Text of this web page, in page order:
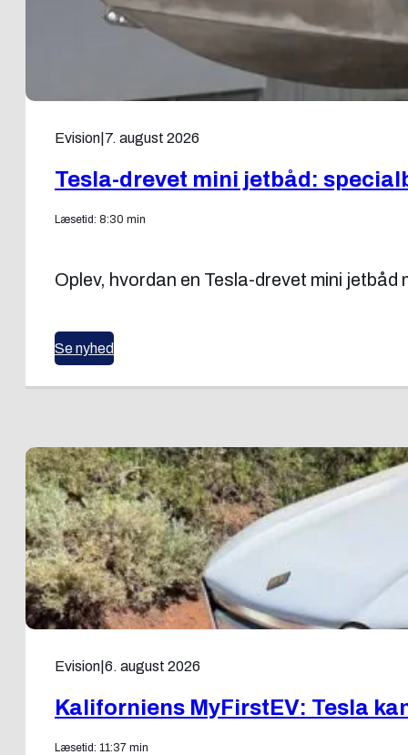
Evision 7. august 2026
Tesla-drevet mini jetbåd:
Læsetid: 8:30 min
Oplev, hvordan en Tesla-drevet mini
Se nyhed
Evision 6. august 2026
Kaliforniens MyFirstEV: Tesla
Læsetid: 11:37 min